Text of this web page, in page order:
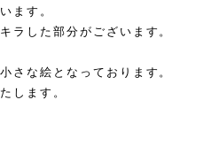
ます。
ラした部分がございます。
さな絵となっております。
します。